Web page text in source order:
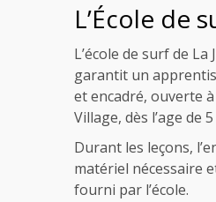
L’École de
L’école de surf de La
garantit un
et encadré, ouverte
Village, dès l’age de
Durant les leçons,
matériel nécessaire
fourni par l’école.